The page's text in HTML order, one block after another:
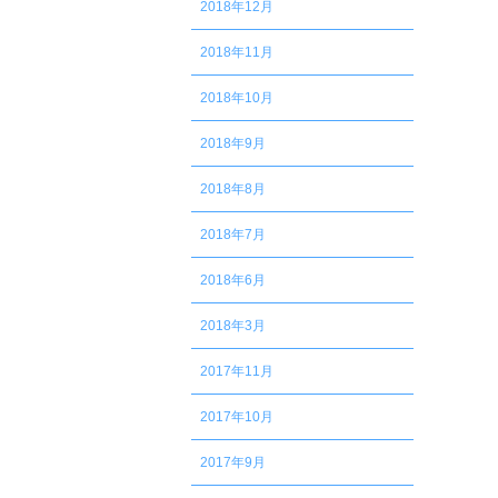
2018年12月
2018年11月
2018年10月
2018年9月
2018年8月
2018年7月
2018年6月
2018年3月
2017年11月
2017年10月
2017年9月